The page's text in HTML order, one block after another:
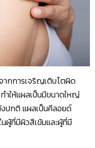
ากการเจริญเติบโตผิด
ำให้แผลเป็นมีขนาดใหญ่
ปกติ แผลเป็นคีลอยด์
ผู้ที่มีผิวสีเข้มและผู้ที่มี